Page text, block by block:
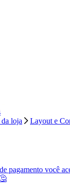
loja Layout e
pagamento você